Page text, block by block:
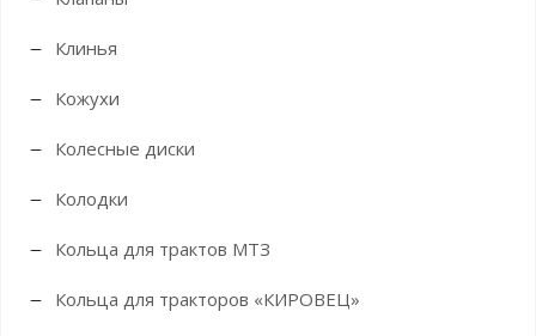
Клинья
Кожухи
Колесные диски
Колодки
Кольца для трактов МТЗ
Кольца для тракторов «КИРОВЕЦ»